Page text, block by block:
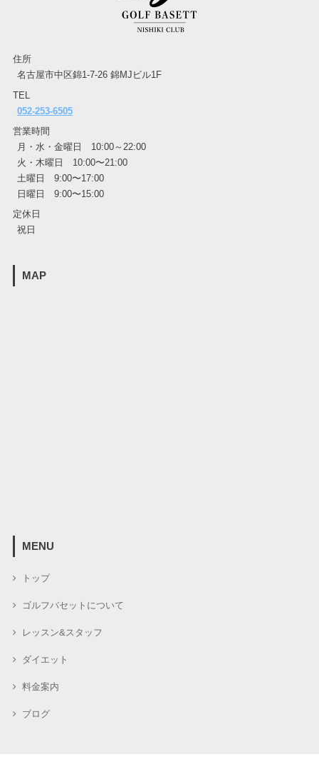
住所
名古屋市中区錦1-7-26 錦MJビル1F
TEL
052-253-6505
営業時間
月・水・金曜日 10:00～22:00
火・木曜日 10:00〜21:00
土曜日 9:00〜17:00
日曜日 9:00〜15:00
定休日
祝日
MAP
MENU
トップ
ゴルフバセットについて
レッスン&スタッフ
ダイエット
料金案内
ブログ